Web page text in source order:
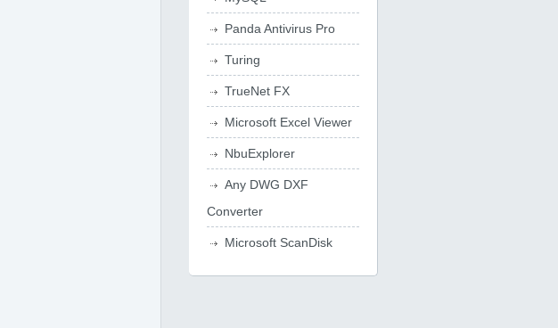
Panda Antivirus Pro
Turing
TrueNet FX
Microsoft Excel Viewer
NbuExplorer
Any DWG DXF
Converter
Microsoft ScanDisk